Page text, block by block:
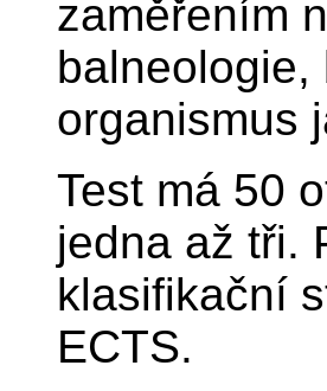
zaměřením
organismus
Test má 50
jedna až tři.
klasifikační
ECTS.